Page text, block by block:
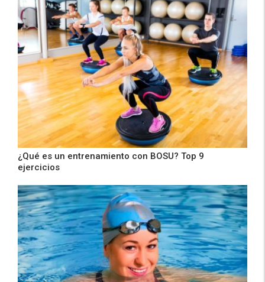
¿Qué es un entrenamiento con BOSU? Top 9
ejercicios